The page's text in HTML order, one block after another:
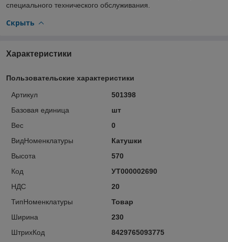
специального технического обслуживания.
Скрыть
Характеристики
Пользовательские характеристики
Артикул
501398
Базовая единица
шт
Вес
0
ВидНоменклатуры
Катушки
Высота
570
Код
УТ000002690
НДС
20
ТипНоменклатуры
Товар
Ширина
230
ШтрихКод
8429765093775